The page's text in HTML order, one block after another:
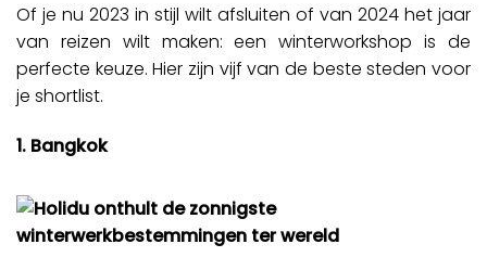
Of je nu 2023 in stijl wilt afsluiten of van 2024 het jaar
van reizen wilt maken: een winterworkshop is de
perfecte keuze. Hier zijn vijf van de beste steden voor
je shortlist.
1. Bangkok